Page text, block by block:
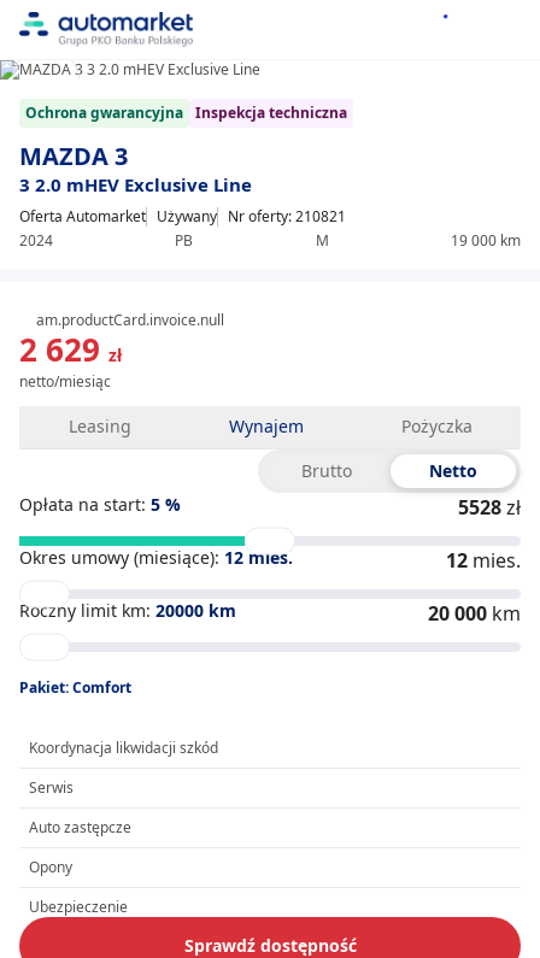
14
1/14
Ochrona gwarancyjna Inspekcja techniczna
MAZDA 3
3 2.0 mHEV Exclusive Line
Oferta Automarket Używany
2024
PB M 19 000 km
Nr oferty: 210821
2 629 zł
netto/miesiąc
am.productCard.invoice.null
Leasing Wynajem
Pożyczka
Brutto
Netto
Opłata na start: 5 % 5528zł
Okres umowy (miesiące): 12 mies. 12 mies.
Roczny limit km: 20000 km 20 000 km
Pakiet: Comfort
Koordynacja likwidacji szkód
Serwis
Auto zastępcze
Opony
Ubezpieczenie
Sprawdź dostępność